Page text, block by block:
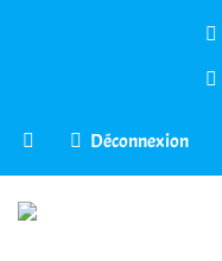
Déconnexion